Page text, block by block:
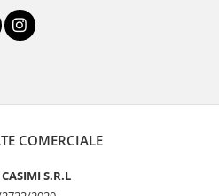
COMERCIALE
CASIMI S.R.L